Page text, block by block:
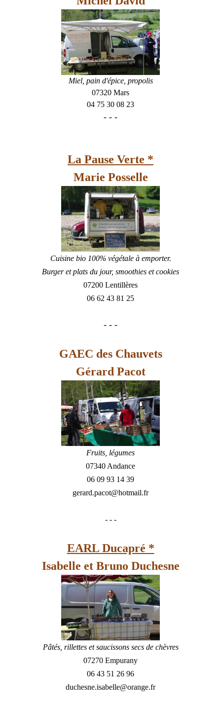
Miel, pain d'épice, propolis
07320 Mars
04 75 30 08 23
- - -
La Pause Verte *
Marie Posselle
Cuisine bio 100% végétale à emporter.
Burger et plats du jour, smoothies et cookies
07200 Lentillères
06 62 43 81 25
- - -
GAEC des Chauvets
Gérard Pacot
Fruits, légumes
07340 Andance
06 09 93 14 39
gerard.pacot@hotmail.fr
- - -
EARL Ducapré *
Isabelle et Bruno Duchesne
Pâtés, rillettes et saucissons secs de chèvres
07270 Empurany
06 43 51 26 96
duchesne.isabelle@orange.fr